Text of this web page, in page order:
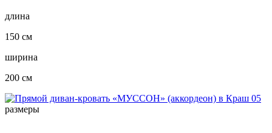
длина
150 см
ширина
200 см
размеры